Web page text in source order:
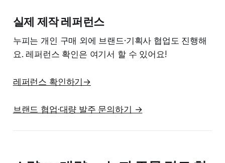
실제 제작 레퍼런스
누피는 개인 구매 외에 브랜드·기획사 협업도 진행해
요. 레퍼런스 확인은 여기서 할 수 있어요!
레퍼런스 확인하기→
브랜드 협업·대량 발주 문의하기 →